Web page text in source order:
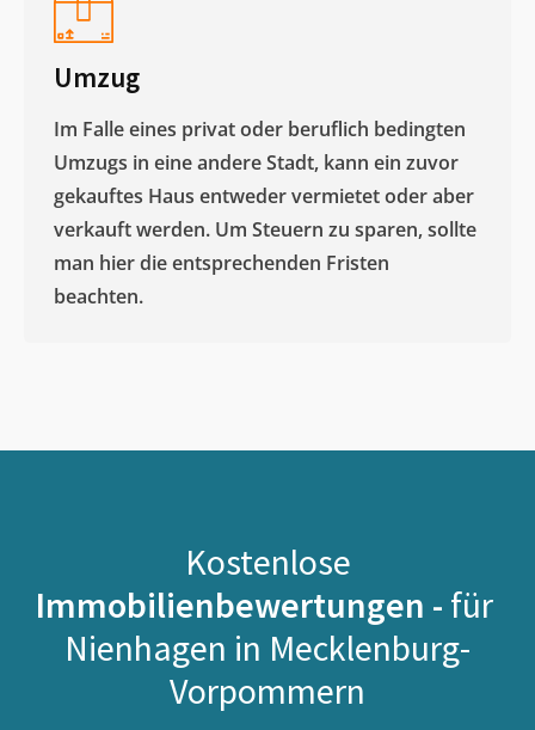
Umzug
Im Falle eines privat oder beruflich bedingten
Umzugs in eine andere Stadt, kann ein zuvor
gekauftes Haus entweder vermietet oder aber
verkauft werden. Um Steuern zu sparen, sollte
man hier die entsprechenden Fristen
beachten.
Kostenlose
Immobilienbewertungen - für
Nienhagen in Mecklenburg-
Vorpommern